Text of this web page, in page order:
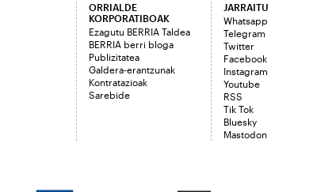
ORRIALDE
KORPORATIBOAK
Ezagutu BERRIA Taldea
BERRIA berri bloga
Publizitatea
Galdera-erantzunak
Kontratazioak
Sarebide
JARRAITU
Whatsapp
Telegram
Twitter
Facebook
Instagram
Youtube
RSS
Tik Tok
Bluesky
Mastodon